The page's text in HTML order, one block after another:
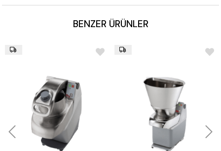
Zorunlu Ekipman
BENZER ÜRÜNLER